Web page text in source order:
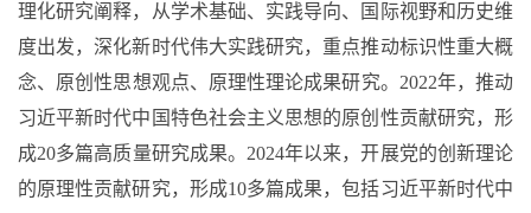
理化研究阐释，从学术基础、实践导向、国际视野和历史维
度出发，深化新时代伟大实践研究，重点推动标识性重大概
念、原创性思想观点、原理性理论成果研究。2022年，推动
习近平新时代中国特色社会主义思想的原创性贡献研究，形
成20多篇高质量研究成果。2024年以来，开展党的创新理论
的原理性贡献研究，形成10多篇成果，包括习近平新时代中